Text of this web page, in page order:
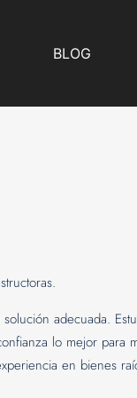
BLOG
adecuada.
lo mejor para
en bienes